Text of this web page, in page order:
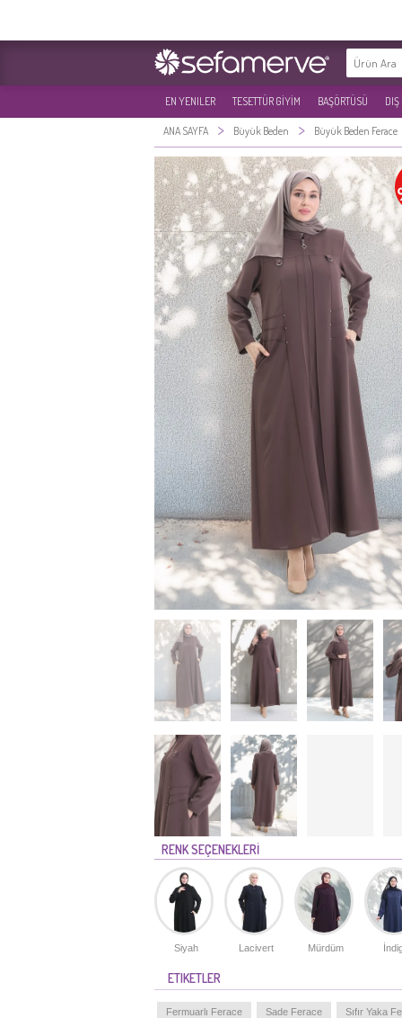
EN YENILER TESETTÜR GİYİM BAŞÖRTÜSÜ DIŞ
ANA SAYFA > Büyük Beden > Büyük Beden Ferace
RENK SEÇENEKLERİ
Siyah Lacivert Mürdüm
ETIKETLER
Fermuarlı Ferace Sade Ferace Sıfır Yaka